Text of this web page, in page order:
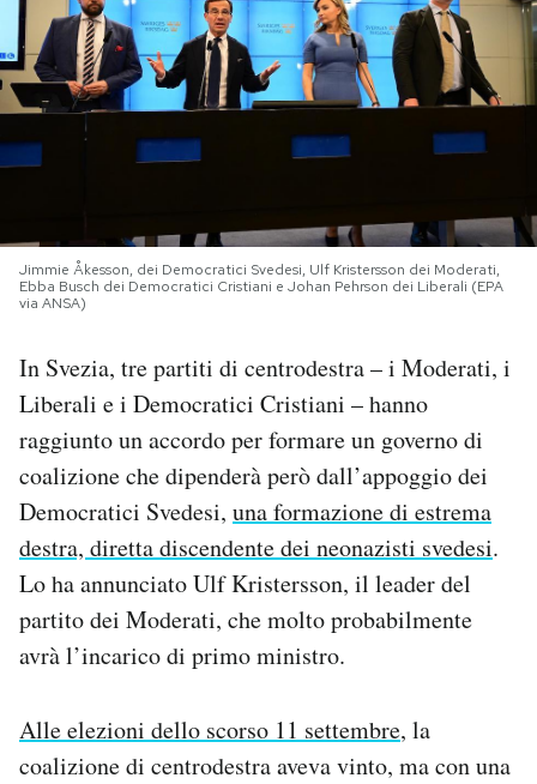
PODCAST
NEWSLETTER
SHOP
CALENDARIO
AREA PERSONALE
Area Personale
Newsletter
Notifiche mobile
Regala il Post
Hai bisogno di aiuto?
Esci
Jimmie Åkesson, dei Democratici Svedesi, Ulf Kristersson dei Moderati,
Ebba Busch dei Democratici Cristiani e Johan Pehrson dei Liberali (EPA
via ANSA)
In Svezia, tre partiti di centrodestra – i Moderati, i
Liberali e i Democratici Cristiani – hanno
raggiunto un accordo per formare un governo di
coalizione che dipenderà però dall’appoggio dei
Democratici Svedesi, una formazione di estrema
destra, diretta discendente dei neonazisti svedesi.
Lo ha annunciato Ulf Kristersson, il leader del
partito dei Moderati, che molto probabilmente
avrà l’incarico di primo ministro.
Alle elezioni dello scorso 11 settembre, la
coalizione di centrodestra aveva vinto, ma con una